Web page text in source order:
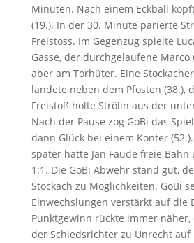
Minuten. Nach einem Eckball
(19.). In der 30. Minute parierte
Freistoss. Im Gegenzug spielte
Gasse, der durchgelaufene
aber am Torhüter. Eine
landete neben dem Pfosten (38.),
Freistoß holte Strölin aus der
Nach der Pause zog GoBi das
dann Glück bei einem Konter
später hatte Jan Faude freie
1:1. Die GoBi Abwehr stand gut,
Stockach zu Möglichkeiten. GoBi
Einwechslungen verstärkt auf die
Punktgewinn rückte immer
der Schiedsrichter zu Unrecht auf